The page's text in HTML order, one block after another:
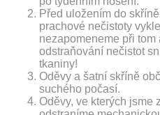
Před uložením do
prachové nečistoty
nezapomeneme při
odstraňování nečistot
tkaniny!
Oděvy a šatní skříně
suchého počasí.
Oděvy, ve kterých jsme